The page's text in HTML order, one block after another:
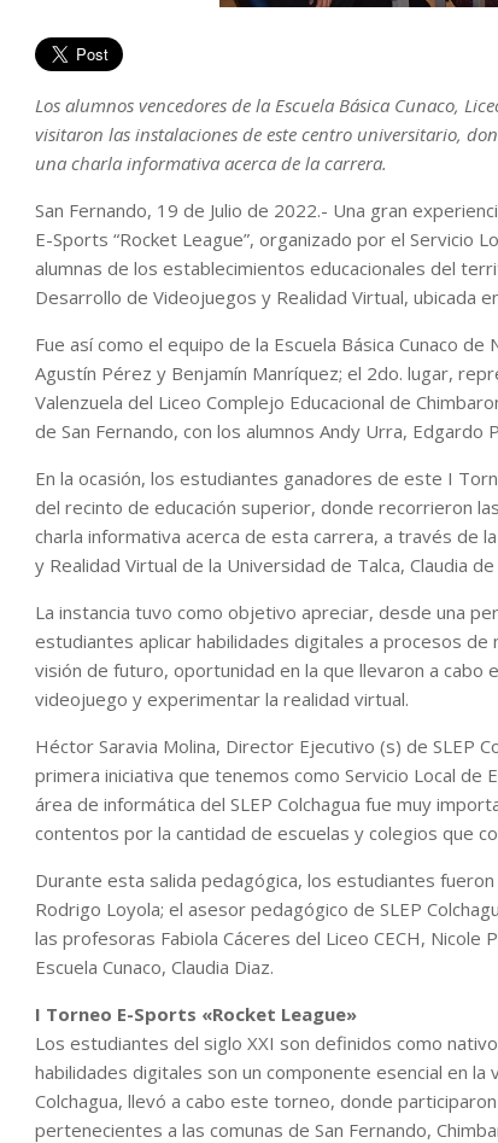
Los alumnos vencedores de la Escuela Básica Cunaco,
visitaron las instalaciones de este centro universitario,
una charla informativa acerca de la carrera.
San Fernando, 19 de Julio de 2022.- Una gran
E-Sports “Rocket League”, organizado por el Servicio
alumnas de los establecimientos educacionales del
Desarrollo de Videojuegos y Realidad Virtual, ubicada
Fue así como el equipo de la Escuela Básica Cunaco
Agustín Pérez y Benjamín Manríquez; el 2do. lugar,
Valenzuela del Liceo Complejo Educacional de
de San Fernando, con los alumnos Andy Urra,
En la ocasión, los estudiantes ganadores de este I
del recinto de educación superior, donde recorrieron
charla informativa acerca de esta carrera, a través de
y Realidad Virtual de la Universidad de Talca, Claudia de
La instancia tuvo como objetivo apreciar, desde una
estudiantes aplicar habilidades digitales a procesos
visión de futuro, oportunidad en la que llevaron a
videojuego y experimentar la realidad virtual.
Héctor Saravia Molina, Director Ejecutivo (s) de SLEP
primera iniciativa que tenemos como Servicio Local de
área de informática del SLEP Colchagua fue muy
contentos por la cantidad de escuelas y colegios que
Durante esta salida pedagógica, los estudiantes
Rodrigo Loyola; el asesor pedagógico de SLEP
las profesoras Fabiola Cáceres del Liceo CECH, Nicole
Escuela Cunaco, Claudia Diaz.
I Torneo E-Sports «Rocket League»
Los estudiantes del siglo XXI son definidos como
habilidades digitales son un componente esencial en
Colchagua, llevó a cabo este torneo, donde
pertenecientes a las comunas de San Fernando,